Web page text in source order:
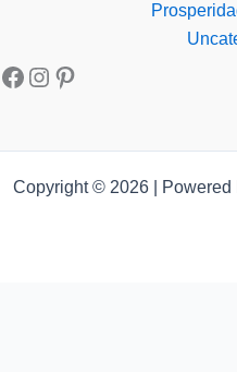
Copyright © 2026 | Powered